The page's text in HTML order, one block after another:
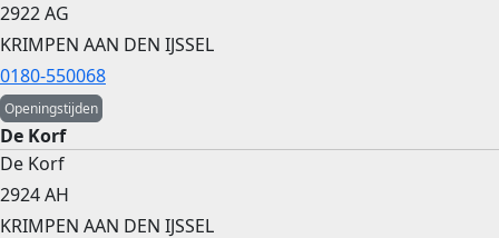
2922 AG
KRIMPEN AAN DEN IJSSEL
0180-550068
Openingstijden
De Korf
De Korf
2924 AH
KRIMPEN AAN DEN IJSSEL